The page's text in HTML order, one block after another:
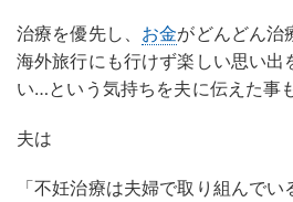
治療を優先し、 お金がどんどん治
海外旅行にも行けず楽しい思い出
い…という気持ちを夫に伝えた事
夫は
「不妊治療は夫婦で取り組んで